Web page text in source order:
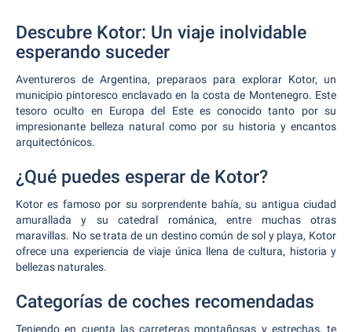
Descubre Kotor: Un viaje inolvidable
esperando suceder
Aventureros de Argentina, preparaos para explorar Kotor, un
municipio pintoresco enclavado en la costa de Montenegro. Este
tesoro oculto en Europa del Este es conocido tanto por su
impresionante belleza natural como por su historia y encantos
arquitectónicos.
¿Qué puedes esperar de Kotor?
Kotor es famoso por su sorprendente bahía, su antigua ciudad
amurallada y su catedral románica, entre muchas otras
maravillas. No se trata de un destino común de sol y playa, Kotor
ofrece una experiencia de viaje única llena de cultura, historia y
bellezas naturales.
Categorías de coches recomendadas
Teniendo en cuenta las carreteras montañosas y estrechas, te